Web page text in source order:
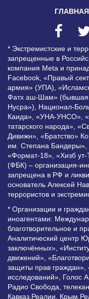
ГЛАВНАЯ
* Экстремистские и
запрещенные в
компания Meta и
Facebook, «Правый
армия» (УПА),
Фатх аш-Шам» (бывшая
Нусра»), Национал-
Каида», «УНА-УНСО»,
татарского народа»,
Дивижн», «Братство»
им. Степана
«Формат-18», «Хизб
(ФБК) – организация-
запрещена в РФ и
основатель Алексей
террористов и
* Организации и
иноагентами:
благотворительное и
Аналитический центр
заключённых»,
движений»,
защиты прав граждан»,
исследований», Голос
Радио Свобода,
Кавказ.Реалии,